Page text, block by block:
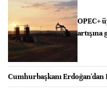
OPEC+
artışına
Cumhurbaşkanı Erdoğan'dan